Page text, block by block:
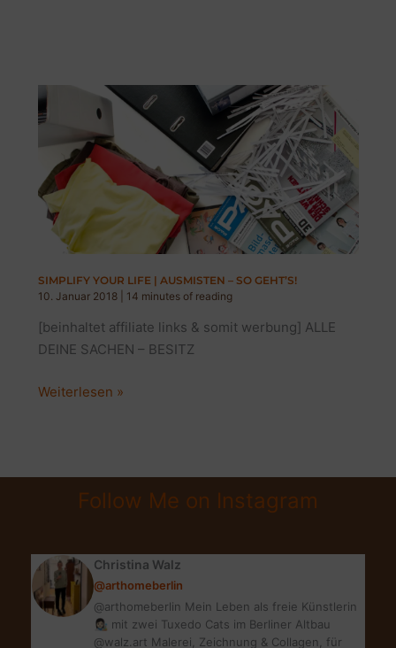
(FAST)
NICHTS
KOSTEN
SIMPLIFY YOUR LIFE | AUSMISTEN – SO GEHT’S!
10. Januar 2018
14 minutes of reading
[beinhaltet affiliate links & somit werbung] ALLE
DEINE SACHEN – BESITZ
SIMPLIFY
AUSMISTEN
Weiterlesen »
Follow Me on Instagram
Christina Walz
@arthomeberlin
@arthomeberlin Mein Leben als freie Künstlerin
👩🏻‍🎨 mit zwei Tuxedo Cats im Berliner Altbau
@walz.art Malerei, Zeichnung & Collagen, für